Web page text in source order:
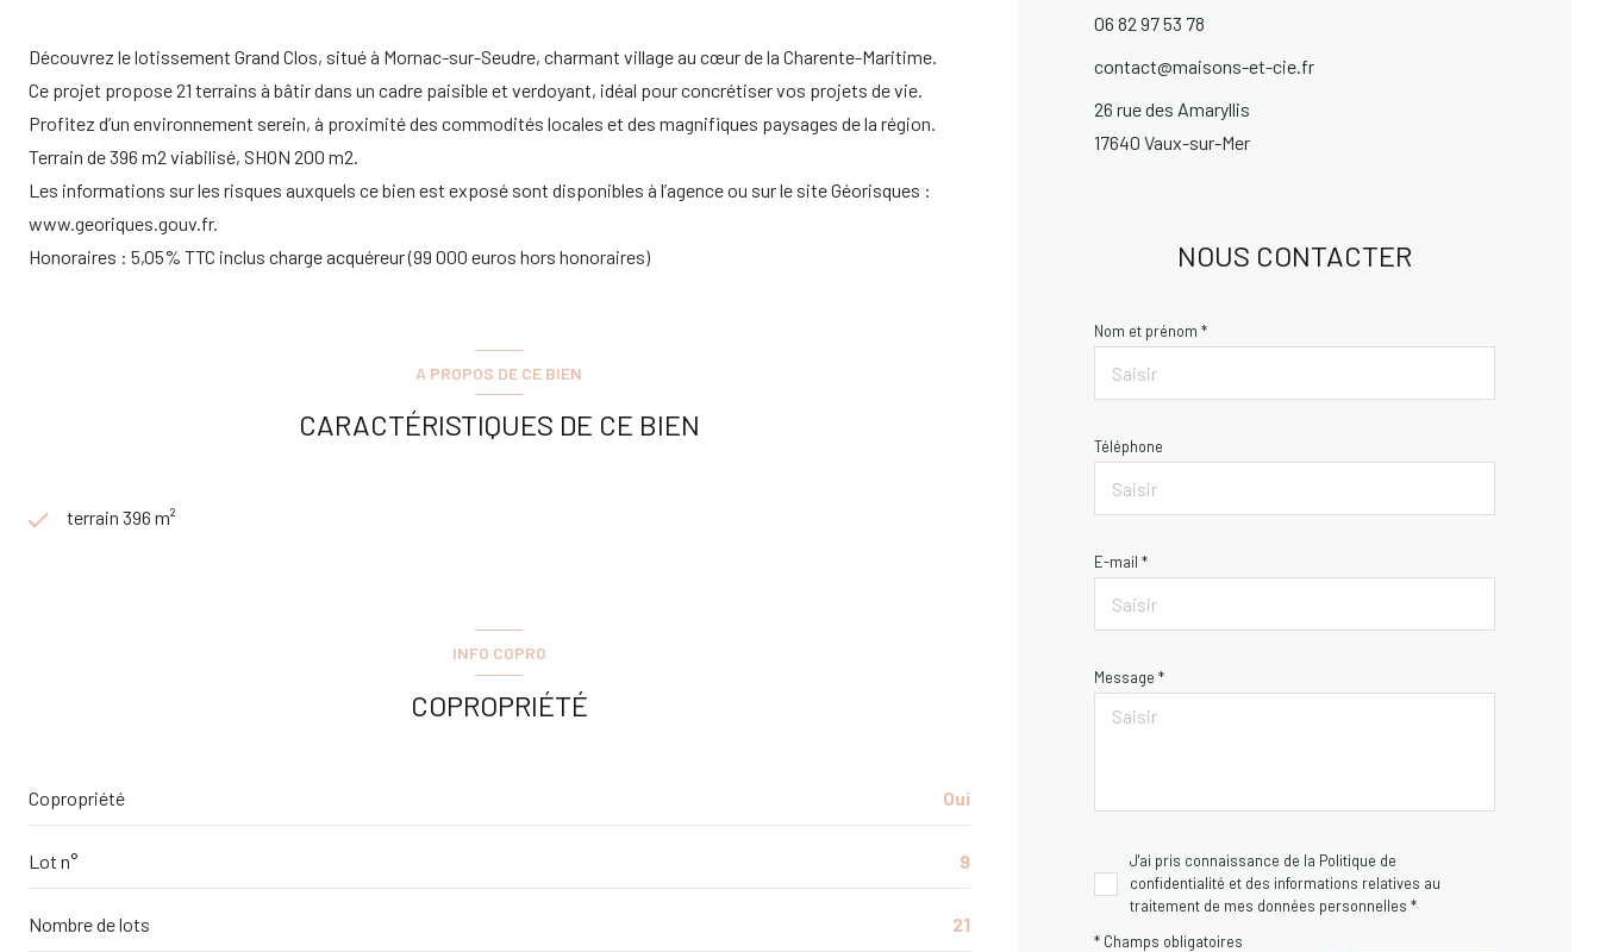
Découvrez le lotissement Grand Clos, situé à Mornac-sur-Seudre, charmant village au cœur de la Charente-Maritime.
Ce projet propose 21 terrains à bâtir dans un cadre paisible et verdoyant, idéal pour concrétiser vos projets de vie.
Profitez d’un environnement serein, à proximité des commodités locales et des magnifiques paysages de la région.
Terrain de 396 m2 viabilisé, SHON 200 m2.
Les informations sur les risques auxquels ce bien est exposé sont disponibles à l’agence ou sur le site Géorisques :
www.georiques.gouv.fr.
Honoraires : 5,05% TTC inclus charge acquéreur (99 000 euros hors honoraires)
A PROPOS DE CE BIEN
CARACTÉRISTIQUES DE CE BIEN
terrain 396 m²
INFO COPRO
COPROPRIÉTÉ
Copropriété Oui
Lot n° 9
Nombre de lots 21
06 82 97 53 78
contact@maisons-et-cie.fr
26 rue des Amaryllis
17640 Vaux-sur-Mer
NOUS CONTACTER
Nom et prénom *
Téléphone
E-mail *
Message *
J'ai pris connaissance de la Politique de
confidentialité et des informations relatives au
traitement de mes données personnelles *
* Champs obligatoires